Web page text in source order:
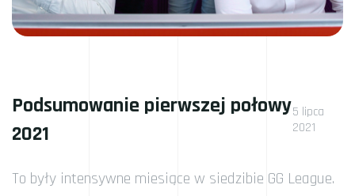
Podsumowanie pierwszej połowy
2021
5 lipca
2021
To były intensywne miesiące w siedzibie GG League.